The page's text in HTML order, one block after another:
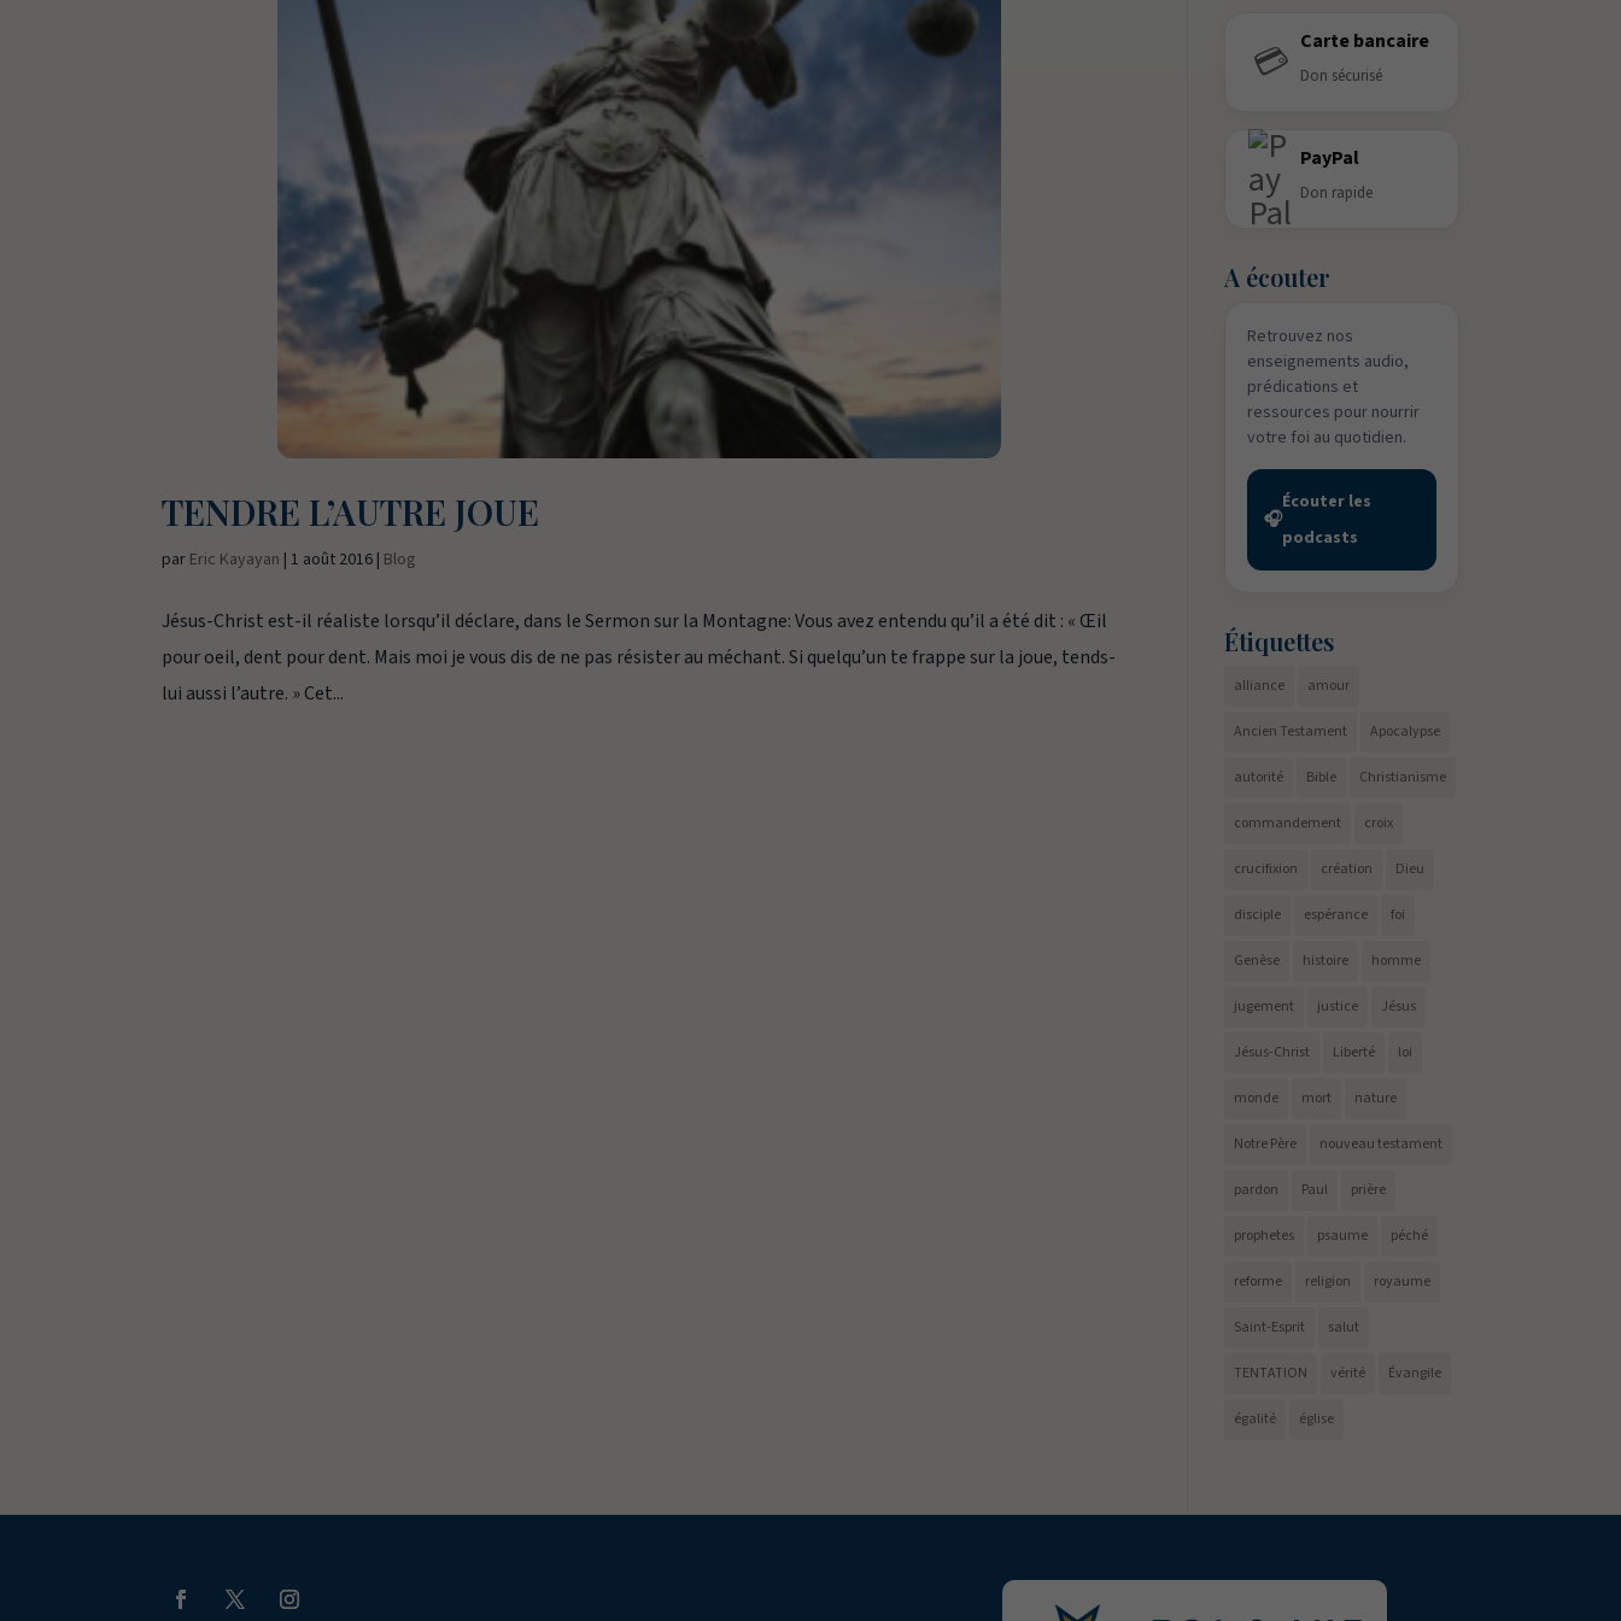
TENDRE L’AUTRE JOUE
par Eric Kayayan | 1 août 2016 | Blog
Jésus-Christ est-il réaliste lorsqu’il déclare, dans le Sermon sur la Montagne: Vous avez entendu qu’il a été dit : « Œil
pour oeil, dent pour dent. Mais moi je vous dis de ne pas résister au méchant. Si quelqu’un te frappe sur la joue, tends-
lui aussi l’autre. » Cet...
💳 Carte bancaire
Don sécurisé
PayPal
Don rapide
A écouter
Retrouvez nos
enseignements audio,
prédications et
ressources pour nourrir
votre foi au quotidien.
🎧
Écouter les
podcasts
Étiquettes
alliance amour
Ancien Testament Apocalypse
autorité Bible Christianisme
commandement croix
crucifixion création Dieu
disciple espérance foi
Genèse histoire homme
jugement justice Jésus
Jésus-Christ Liberté loi
monde mort nature
Notre Père nouveau testament
pardon Paul prière
prophetes psaume péché
reforme religion royaume
Saint-Esprit salut
TENTATION vérité Évangile
égalité église